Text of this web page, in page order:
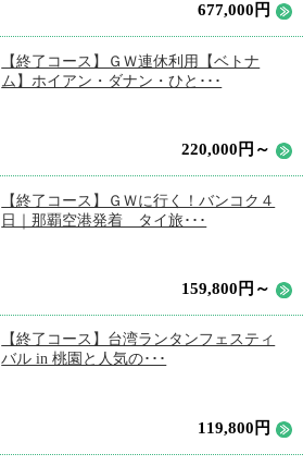
677,000円
【終了コース】ＧＷ連休利用【ベトナ
ム】ホイアン・ダナン・ひと･･･
220,000円～
【終了コース】ＧＷに行く！バンコク４
日｜那覇空港発着 タイ旅･･･
159,800円～
【終了コース】台湾ランタンフェスティ
バル in 桃園と人気の･･･
119,800円